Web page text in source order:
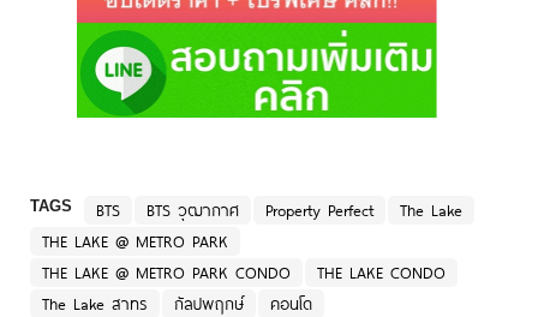
TAGS BTS BTS วุฒากาศ Property Perfect
The Lake
THE LAKE @ METRO PARK
THE LAKE @ METRO PARK CONDO
THE LAKE CONDO
The Lake สาทร
กัลปพฤกษ์
คอนโด